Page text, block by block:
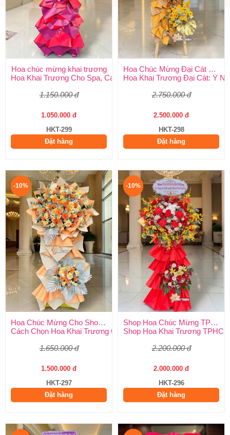
Hoa chúc mừng khai trương
Hoa Khai Trương Cho Spa, Cafe: Tóm Tắt Cách Chọn & Mẫu
1.150.000 đ
1.050.000 đ
HKT-299
Đặt hàng
Hoa Chúc Mừng Đại Cát Đại Lợi
Hoa Khai Trương Đại Cát: Ý
2.750.000 đ
2.500.000 đ
HKT-298
Đặt hàng
-10%
Hoa Chúc Mừng Cho Showroom
Cách Chọn Hoa Khai Trương Cho Showroom Sang Trọng &
1.650.000 đ
1.500.000 đ
HKT-297
Đặt hàng
-10%
Shop Hoa Chúc Mừng TPHCM
Shop Hoa Khai Trương
2.200.000 đ
2.000.000 đ
HKT-296
Đặt hàng